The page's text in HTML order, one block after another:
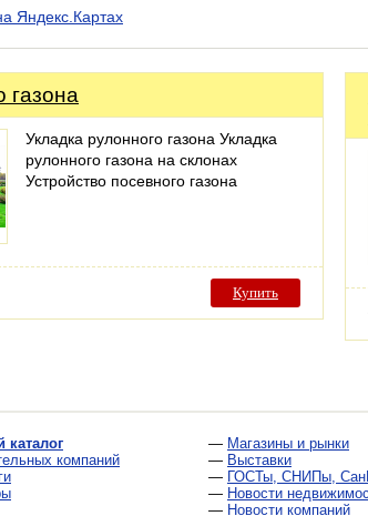
Яндекс.Картах
газона
Укладка рулонного газона Укладка
рулонного газона на склонах
Устройство посевного газона
Купить
каталог
компаний
— Магазины и рынки
— Выставки
— ГОСТы, СНИПы,
— Новости
— Новости компаний